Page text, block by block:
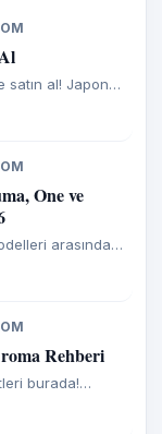
satın al! Japon
ve ferah bir
kargo ve
One ve
arasındaki
cihazları
ve orijinal
Rehberi
burada!
aromaları
ve 1 saatte hızlı